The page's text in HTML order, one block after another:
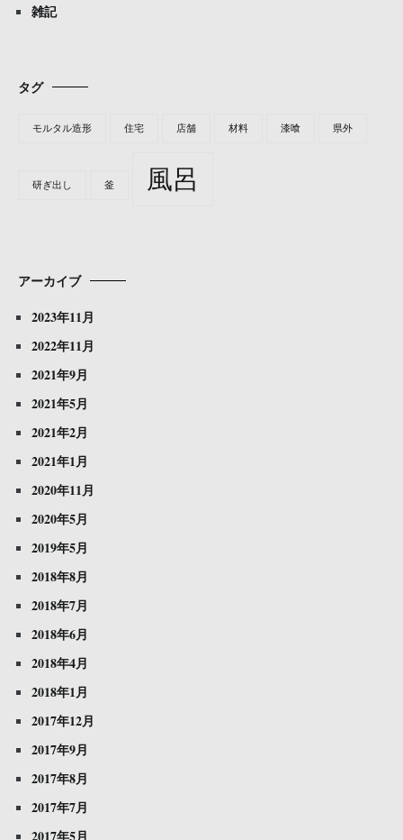
雑記
タグ
モルタル造形 住宅 店舗 材料 漆喰 県外
研ぎ出し 釜 風呂
アーカイブ
2023年11月
2022年11月
2021年9月
2021年5月
2021年2月
2021年1月
2020年11月
2020年5月
2019年5月
2018年8月
2018年7月
2018年6月
2018年4月
2018年1月
2017年12月
2017年9月
2017年8月
2017年7月
2017年5月